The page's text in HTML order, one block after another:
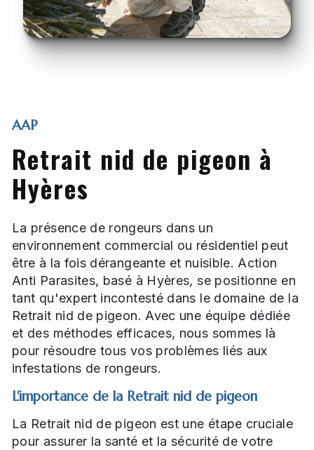
AAP
Retrait nid de pigeon à
Hyères
La présence de rongeurs dans un
environnement commercial ou résidentiel peut
être à la fois dérangeante et nuisible. Action
Anti Parasites, basé à Hyères, se positionne en
tant qu'expert incontesté dans le domaine de la
Retrait nid de pigeon. Avec une équipe dédiée
et des méthodes efficaces, nous sommes là
pour résoudre tous vos problèmes liés aux
infestations de rongeurs.
L'importance de la Retrait nid de pigeon
La Retrait nid de pigeon est une étape cruciale
pour assurer la santé et la sécurité de votre